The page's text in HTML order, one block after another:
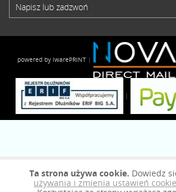
Napisz lub zadzwoń
powered by iwarePRINT|
|
Ta strona używa cookie. Dowiedz
używania i zmienia ustawień